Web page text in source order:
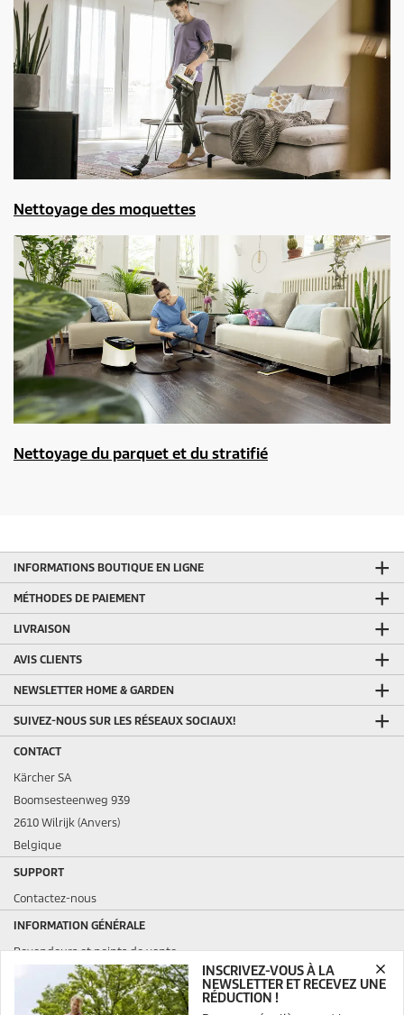
INSCRIVEZ-VOUS À LA
NEWSLETTER ET RECEVEZ UNE
RÉDUCTION !
Nettoyage des moquettes
Nettoyage du parquet et du stratifié
INFORMATIONS BOUTIQUE EN LIGNE
MÉTHODES DE PAIEMENT
LIVRAISON
AVIS CLIENTS
NEWSLETTER HOME & GARDEN
SUIVEZ-NOUS SUR LES RÉSEAUX SOCIAUX!
CONTACT
Kärcher SA
Boomsesteenweg 939
2610 Wilrijk (Anvers)
Belgique
SUPPORT
Contactez-nous
INFORMATION GÉNÉRALE
Revendeurs et points de vente
Questions fréquemment posées
Conditions générales de vente et de location